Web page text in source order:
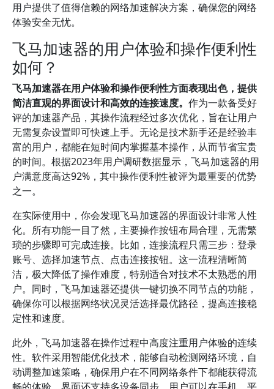
用户提供了值得信赖的网络加速解决方案，确保您的网络
体验安全无忧。
飞马加速器的用户体验和操作便利性
如何？
飞马加速器在用户体验和操作便利性方面表现出色，提供
简洁直观的界面设计和高效的连接速度。 作为一款备受好
评的加速器产品，其操作流程经过多次优化，旨在让用户
无需复杂设置即可快速上手。无论是技术新手还是经验丰
富的用户，都能在短时间内掌握基本操作，从而节省宝贵
的时间。根据2023年用户调研数据显示，飞马加速器的用
户满意度高达92%，其中操作便利性被评为最重要的优势
之一。
在实际使用中，你会发现飞马加速器的界面设计非常人性
化。所有功能一目了然，主要操作按钮布局合理，无需繁
琐的步骤即可完成连接。比如，连接流程只需三步：登录
账号、选择加速节点、点击连接按钮。这一流程清晰简
洁，极大降低了操作难度，特别适合对技术不太熟悉的用
户。同时，飞马加速器还提供一键切换不同节点的功能，
确保你可以根据网络状况灵活选择最优路径，提高连接稳
定性和速度。
此外，飞马加速器在操作过程中高度注重用户体验的连续
性。软件采用智能优化技术，能够自动检测网络环境，自
动调整加速策略，确保用户在不同网络条件下都能获得流